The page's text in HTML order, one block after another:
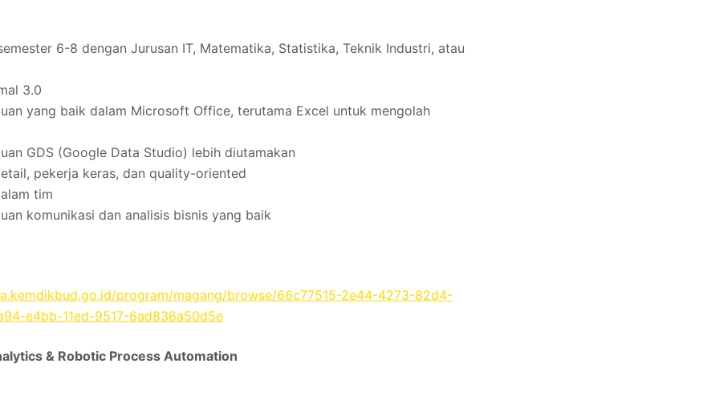
6-8 dengan Jurusan IT, Matematika, Statistika, Teknik Industri, atau
3.0
yang baik dalam Microsoft Office, terutama Excel untuk mengolah
GDS (Google Data Studio) lebih diutamakan
pekerja keras, dan quality-oriented
tim
komunikasi dan analisis bisnis yang baik
program/magang/browse/66c77515-2e44-4273-82d4-
e4bb-11ed-9517-6ad836a50d5e
& Robotic Process Automation